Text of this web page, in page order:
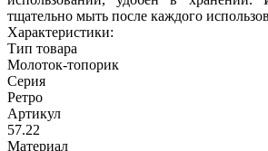
тщательно мыть после каждого
Характеристики:
Тип товара
Молоток-топорик
Серия
Ретро
Артикул
57.22
Материал